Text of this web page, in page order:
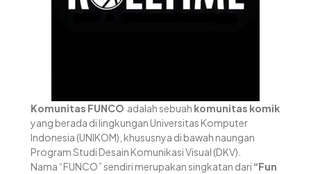
Komunitas FUNCO adalah sebuah komunitas komik
yang berada di lingkungan Universitas Komputer
Indonesia (UNIKOM), khususnya di bawah naungan
Program Studi Desain Komunikasi Visual (DKV).
Nama “FUNCO” sendiri merupakan singkatan dari “Fun